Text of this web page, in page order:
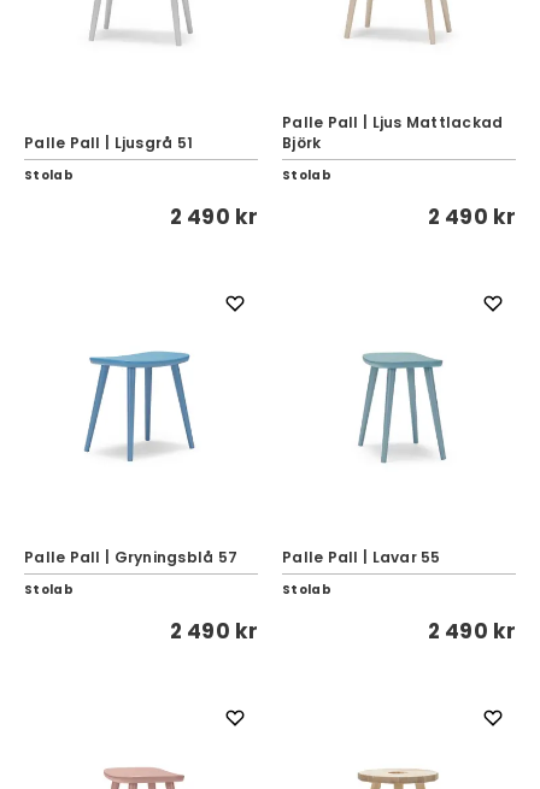
Palle Pall | Ljusgrå 51
Stolab
2 490 kr
Palle Pall | Ljus Mattlackad
Björk
Stolab
2 490 kr
Palle Pall | Gryningsblå 57
Stolab
2 490 kr
Palle Pall | Lavar 55
Stolab
2 490 kr